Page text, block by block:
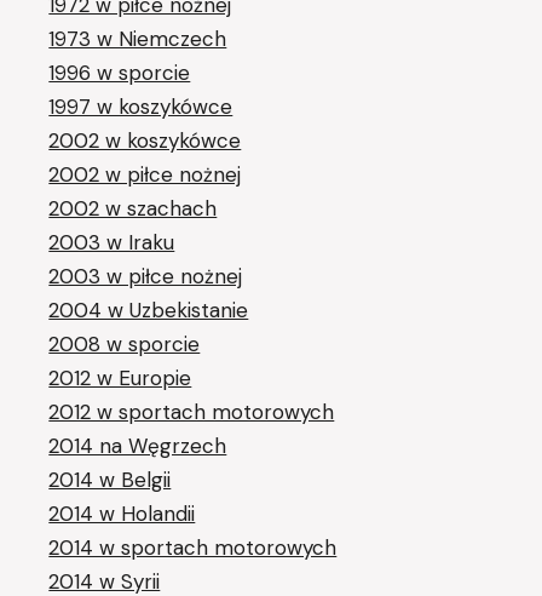
1973 w Niemczech
1996 w sporcie
1997 w koszykówce
2002 w koszykówce
2002 w piłce nożnej
2002 w szachach
2003 w Iraku
2003 w piłce nożnej
2004 w Uzbekistanie
2008 w sporcie
2012 w Europie
2012 w sportach motorowych
2014 na Węgrzech
2014 w Belgii
2014 w Holandii
2014 w sportach motorowych
2014 w Syrii